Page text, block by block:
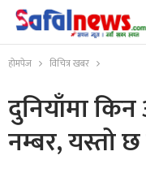
होमपेज विचित्र खबर
दुनियाँमा
नम्बर, यस्तो